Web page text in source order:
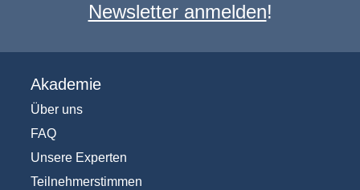
Newsletter anmelden!
Akademie
Über uns
FAQ
Unsere Experten
Teilnehmerstimmen